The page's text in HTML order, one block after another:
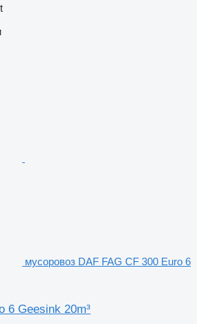
мусоровоз DAF FAG CF 300 Euro 6
6 Geesink 20m³